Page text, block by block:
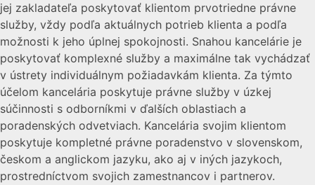
jej zakladateľa poskytovať klientom prvotriedne právne
služby, vždy podľa aktuálnych potrieb klienta a podľa
možnosti k jeho úplnej spokojnosti. Snahou kancelárie je
poskytovať komplexné služby a maximálne tak vychádzať
v ústrety individuálnym požiadavkám klienta. Za týmto
účelom kancelária poskytuje právne služby v úzkej
súčinnosti s odborníkmi v ďalších oblastiach a
poradenských odvetviach. Kancelária svojim klientom
poskytuje kompletné právne poradenstvo v slovenskom,
českom a anglickom jazyku, ako aj v iných jazykoch,
prostredníctvom svojich zamestnancov i partnerov.